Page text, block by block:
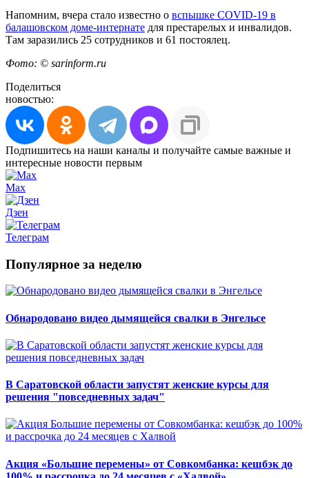
Напомним, вчера стало известно о вспышке COVID-19 в
балашовском доме-интернате для престарелых и инвалидов.
Там заразились 25 сотрудников и 61 постоялец.
Фото: © sarinform.ru
Поделиться
новостью:
Подпишитесь на наши каналы и получайте самые важные и
интересные новости первым
Max
Дзен
Телеграм
Популярное за неделю
Обнародовано видео дымящейся свалки в Энгельсе
В Саратовской области запустят женские курсы для
решения "повседневных задач"
Акция «Большие перемены» от Совкомбанка: кешбэк до